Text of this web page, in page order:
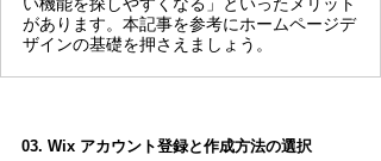
い機能を探しやすくなる」といったメリット
があります。本記事を参考にホームページデ
ザインの基礎を押さえましょう。
03. Wix アカウント登録と作成方法の選択